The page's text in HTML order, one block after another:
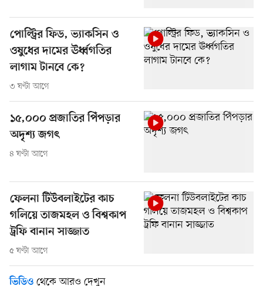
পোল্ট্রির ফিড, ভ্যাকসিন ও
ওষুধের দামের ঊর্ধ্বগতির
লাগাম টানবে কে?
৩ ঘণ্টা আগে
১৫,০০০ প্রজাতির পিঁপড়ার
অদৃশ্য জগৎ
৪ ঘণ্টা আগে
ফেলনা টিউবলাইটের কাচ
গলিয়ে তাজমহল ও বিশ্বকাপ
ট্রফি বানান সাজ্জাত
৫ ঘণ্টা আগে
ভিডিও থেকে আরও দেখুন